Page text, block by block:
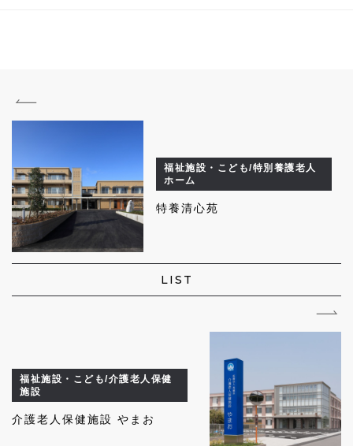
福祉施設・こども/特別養護老人
ホーム
特養清心苑
LIST
福祉施設・こども/介護老人保健
施設
介護老人保健施設 やまお